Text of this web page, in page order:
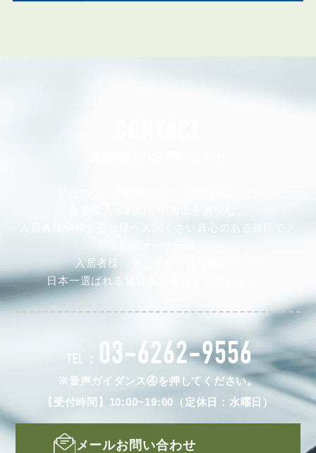
入居者様や仲介会社様へ人間くさい真心のある対応で、
入居者様、そして仲介会社様から
日本一選ばれる賃貸管理会社を目指します。
TEL： 03-6262-9556
※音声ガイダンス④を押してください。
【受付時間】10:00~19:00（定休日：水曜日）
メールお問い合わせ